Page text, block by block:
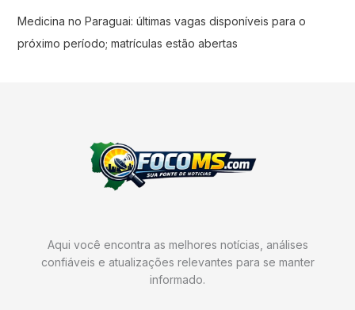
Medicina no Paraguai: últimas vagas disponíveis para o
próximo período; matrículas estão abertas
Aqui você encontra as melhores notícias, análises
confiáveis e atualizações relevantes para se manter
informado.